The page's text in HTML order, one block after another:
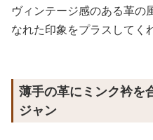
ヴィンテージ感のある革の
なれた印象をプラスしてく
薄手の革にミンク衿を
ジャン